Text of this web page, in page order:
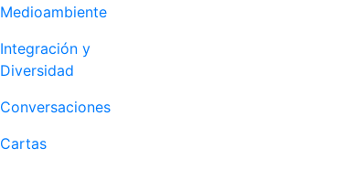
Medioambiente
Integración y
Diversidad
Conversaciones
Cartas